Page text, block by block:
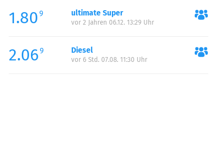
1.80 9 ultimate Super
vor 2 Jahren 06.12. 13:29 Uhr
2.069 Diesel
vor 6 Std. 07.08. 11:30 Uhr